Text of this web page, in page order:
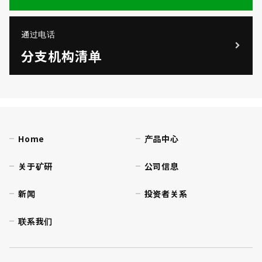
通过电话
分支机构清单
Home
关于矿研
新闻
联系我们
产品中心
公司信息
投资者关系